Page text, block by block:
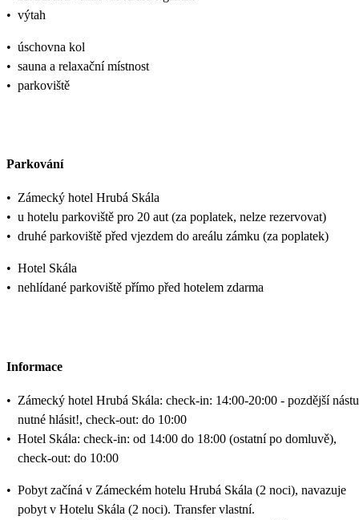
• výtah
• úschovna kol
• sauna a relaxační místnost
• parkoviště
Parkování
• Zámecký hotel Hrubá Skála
• u hotelu parkoviště pro 20 aut (za poplatek, nelze rezervovat)
• druhé parkoviště před vjezdem do areálu zámku (za poplatek)
• Hotel Skála
• nehlídané parkoviště přímo před hotelem zdarma
Informace
• Zámecký hotel Hrubá Skála: check-in: 14:00-20:00 - pozdější
nutné hlásit!, check-out: do 10:00
• Hotel Skála: check-in: od 14:00 do 18:00 (ostatní po domluvě),
check-out: do 10:00
• Pobyt začíná v Zámeckém hotelu Hrubá Skála (2 noci), navazuje
pobyt v Hotelu Skála (2 noci). Transfer vlastní.